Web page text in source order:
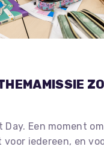
Een moment
iedereen, en